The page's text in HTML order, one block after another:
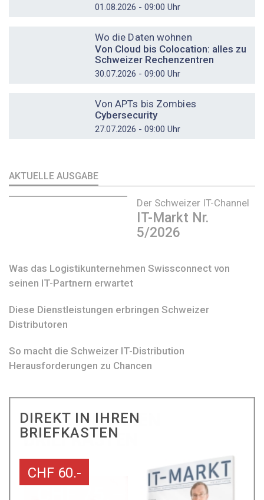
01.08.2026 - 09:00 Uhr
Wo die Daten wohnen
Von Cloud bis Colocation: alles zu
Schweizer Rechenzentren
30.07.2026 - 09:00 Uhr
Von APTs bis Zombies
Cybersecurity
27.07.2026 - 09:00 Uhr
AKTUELLE AUSGABE
Der Schweizer IT-Channel
IT-Markt Nr.
5/2026
Was das Logistikunternehmen Swissconnect von
seinen IT-Partnern erwartet
Diese Dienstleistungen erbringen Schweizer
Distributoren
So macht die Schweizer IT-Distribution
Herausforderungen zu Chancen
DIREKT IN IHREN
BRIEFKASTEN
CHF 60.-